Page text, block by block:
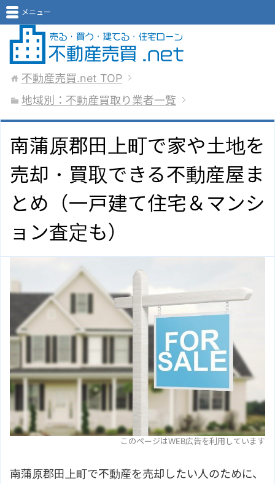
メニュー
不動産売買.net TOP
地域別：不動産買取り業者一覧
南蒲原郡田上町で家や土地を
売却・買取できる不動産屋ま
とめ（一戸建て住宅＆マンシ
ョン査定も）
このページはWEB広告を利用しています
南蒲原郡田上町で不動産を売却したい人のために、